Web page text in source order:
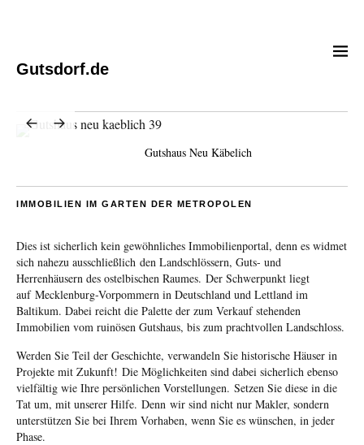
Gutsdorf.de
Gutshaus Neu Käbelich
IMMOBILIEN IM GARTEN DER METROPOLEN
Dies ist sicherlich kein gewöhnliches Immobilienportal, denn es widmet
sich nahezu ausschließlich den Landschlössern, Guts- und
Herrenhäusern des ostelbischen Raumes. Der Schwerpunkt liegt
auf Mecklenburg-Vorpommern in Deutschland und Lettland im
Baltikum. Dabei reicht die Palette der zum Verkauf stehenden
Immobilien vom ruinösen Gutshaus, bis zum prachtvollen Landschloss.
Werden Sie Teil der Geschichte, verwandeln Sie historische Häuser in
Projekte mit Zukunft! Die Möglichkeiten sind dabei sicherlich ebenso
vielfältig wie Ihre persönlichen Vorstellungen. Setzen Sie diese in die
Tat um, mit unserer Hilfe. Denn wir sind nicht nur Makler, sondern
unterstützen Sie bei Ihrem Vorhaben, wenn Sie es wünschen, in jeder
Phase.